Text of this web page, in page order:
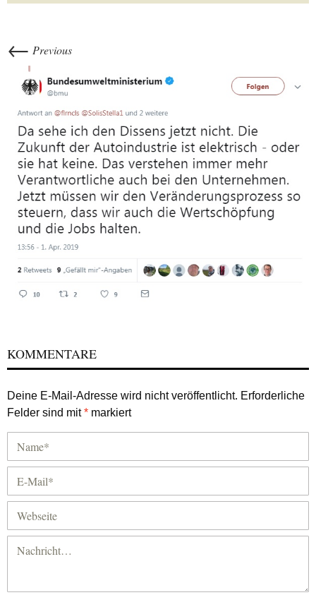
← Previous
KOMMENTARE
Deine E-Mail-Adresse wird nicht veröffentlicht. Erforderliche
Felder sind mit* markiert